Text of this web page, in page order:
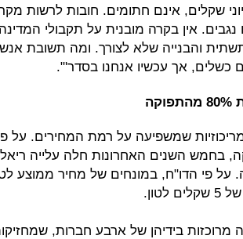
שקלים, אינם חתומים. חובות לרשות
נגבים. אין בקרה מובנית על תקבולי
והבנייה שלא לצורך. ומה תשובת
כשלים, אך עכשיו אנחנו בסדר'".
שמשפיעה על רמת המחירים. על
על פי הדו"ח, במונחים של מחיר ממוצע